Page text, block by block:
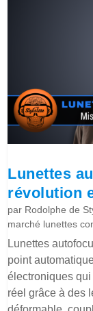
Lunettes
révolution
par Rodolphe de
marché lunettes
Lunettes
point
électroniques
réel grâce à des